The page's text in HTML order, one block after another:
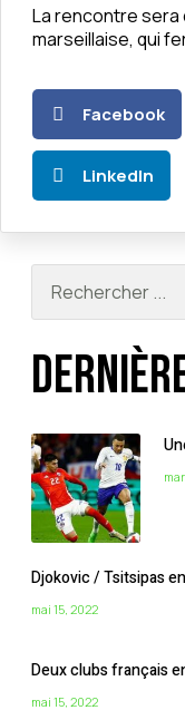
La rencontre sera
marseillaise, qui
Facebook
LinkedIn
Djokovic / Tsitsipas
mai 15, 2022
Deux clubs français
mai 15, 2022